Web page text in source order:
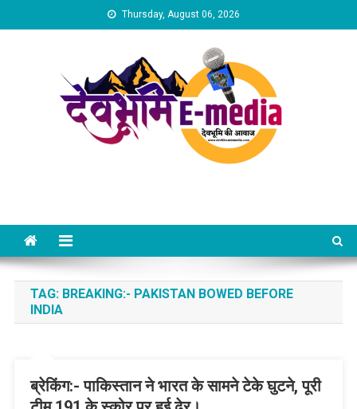
to
Thursday, August 06, 2026
TAG: BREAKING:- PAKISTAN BOWED BEFORE
INDIA
ब्रेकिंग:- पाकिस्तान ने भारत के सामने टेके घुटने, पूरी